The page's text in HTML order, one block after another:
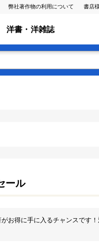
弊社著作物の利用について 書店
洋書・洋雑誌
ール
お得に手に入るチャンスです